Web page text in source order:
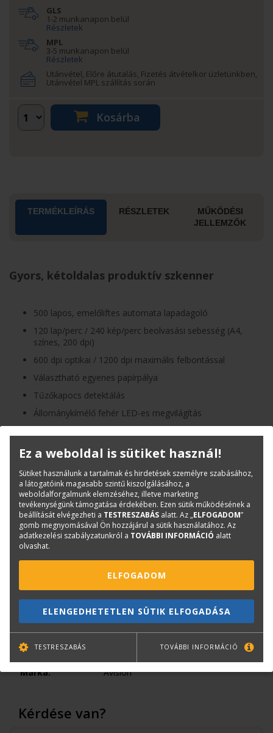
GLS
1-2 munkanapon belül
Részletek
MPL
3-5 munkanapon belül
Részletek
Utánvétel, Előre átutalás, Fizetés átvételkor üzletünkben,
Utánvétel MPL szállítás során
Kosárba
TERMÉKLEÍRÁS RÉSZLETEK
MŰKÖDÉSI
JELLEMZŐK
Gyors, kétoldalas produktív szkenner
500 lapos, emelőliftes automata lapadagoló
120 lap/perc / 240 kép/perc beolvasási sebesség (A4,
színes, 200 dpi)
600 dpi optikai / 1200 dpi maximális felbontással
Választható egyenes papírpálya
Tűzőkapocs detektálás
Állománykímélő fehér LED-es megvilágítás
Automatikus fényerő / kontraszt beállítások
TWAIN és ISIS meghajtók
Opcionális imprinter
PDF adatlap
Termékinfó
A3 méret
Dokumentum szkennerek
Produktív szkennerek
Avision
Cikkszám:
Márka:
Avision
Kérdése van?
Ez a weboldal is sütiket használ!
Sütiket használunk a tartalmak és hirdetések személyre szabásához,
a látogatóink magasabb szintű kiszolgálásához, a
weboldalforgalmunk elemzéséhez, illetve marketing
tevékenységünk támogatása érdekében. Ezen sütik működésének a
beállítását elvégezheti a TESTRESZABÁS alatt. Az „ELFOGADOM”
gomb megnyomásával Ön hozzájárul a sütik használatához. Az
adatkezelési szabályzatunkról a TOVÁBBI INFORMÁCIÓ alatt
olvashat.
ELFOGADOM
ELENGEDHETETLEN SÜTIK ELFOGADÁSA
TESTRESZABÁS TOVÁBBI INFORMÁCIÓ